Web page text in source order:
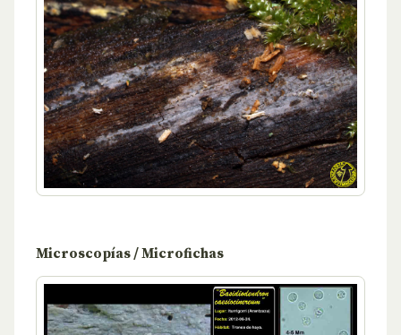
Microscopías / Microfichas